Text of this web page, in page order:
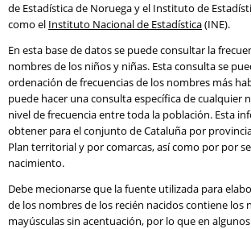
de Estadística de Noruega y el Instituto de
como el Instituto Nacional de Estadística(INE).
En esta base de datos se puede consultar la
nombres de los niños y niñas. Esta consulta se
ordenación de frecuencias de los nombres más
puede hacer una consulta específica de cualquier
nivel de frecuencia entre toda la población. Esta
obtener para el conjunto de Cataluña por
Plan territorial y por comarcas, así como por por
nacimiento.
Debe mecionarse que la fuente utilizada para
de los nombres de los recién nacidos contiene los
mayúsculas sin acentuación, por lo que en